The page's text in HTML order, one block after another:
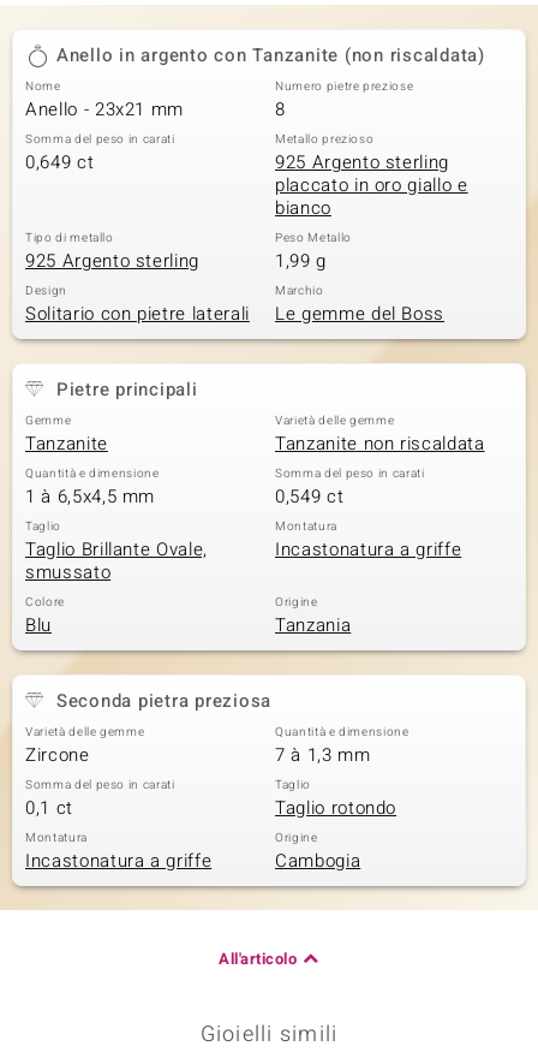
Anello in argento con Tanzanite (non riscaldata)
Nome
Anello - 23x21 mm
Numero pietre preziose
8
Somma del peso in carati
0,649 ct
Metallo prezioso
925 Argento sterling
placcato in oro giallo e
bianco
Tipo di metallo
925 Argento sterling
Peso Metallo
1,99 g
Design
Solitario con pietre laterali
Marchio
Le gemme del Boss
Pietre principali
Gemme
Tanzanite
Varietà delle gemme
Tanzanite non riscaldata
Quantità e dimensione
1 à 6,5x4,5 mm
Somma del peso in carati
0,549 ct
Taglio
Taglio Brillante Ovale,
smussato
Montatura
Incastonatura a griffe
Colore
Blu
Origine
Tanzania
Seconda pietra preziosa
Varietà delle gemme
Zircone
Quantità e dimensione
7 à 1,3 mm
Somma del peso in carati
0,1 ct
Taglio
Taglio rotondo
Montatura
Incastonatura a griffe
Origine
Cambogia
All'articolo
Gioielli simili